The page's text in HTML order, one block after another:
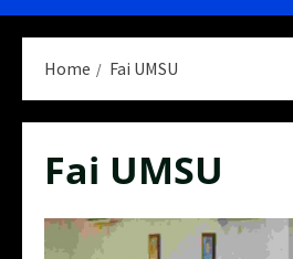
Home Fai UMSU
Fai UMSU